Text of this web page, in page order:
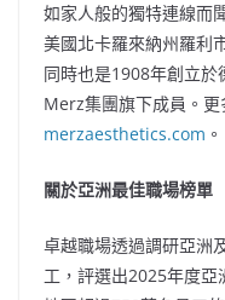
如家人般的獨特連線而
美國北卡羅來納州羅利
同時也是1908年創立
Merz集團旗下成員。更
merzaesthetics.com 。
關於亞洲最佳職場榜單
卓越職場透過調研亞洲
工，評選出2025年度